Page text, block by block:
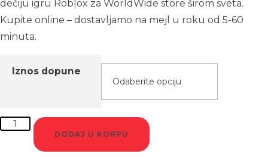
dečiju igru Roblox za WorldWide store širom sveta.
Kupite online – dostavljamo na mejl u roku od 5-60
minuta.
Iznos dopune
DODAJ U KORPU